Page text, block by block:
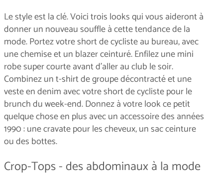
Le style est la clé. Voici trois looks qui vous aideront à
donner un nouveau souffle à cette tendance de la
mode. Portez votre short de cycliste au bureau, avec
une chemise et un blazer ceinturé. Enfilez une mini
robe super courte avant d'aller au club le soir.
Combinez un t-shirt de groupe décontracté et une
veste en denim avec votre short de cycliste pour le
brunch du week-end. Donnez à votre look ce petit
quelque chose en plus avec un accessoire des années
1990 : une cravate pour les cheveux, un sac ceinture
ou des bottes.
Crop-Tops - des abdominaux à la mode